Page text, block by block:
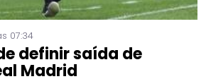
07:34
definir saída de
Madrid